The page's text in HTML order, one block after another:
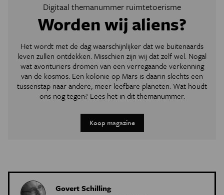
Digitaal themanummer ruimtetoerisme
Worden wij aliens?
Het wordt met de dag waarschijnlijker dat we buitenaards
leven zullen ontdekken. Misschien zijn wij dat zelf wel. Nogal
wat avonturiers dromen van een verregaande verkenning
van de kosmos. Een kolonie op Mars is daarin slechts een
tussenstap naar andere, meer leefbare planeten. Wat houdt
ons nog tegen? Lees het in dit themanummer.
Koop magazine
Govert Schilling